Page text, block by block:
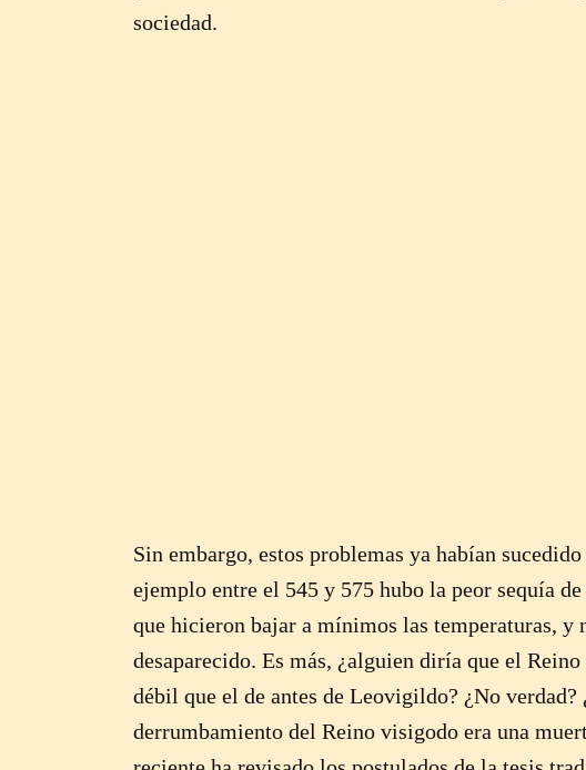
sociedad.
Sin embargo, estos problemas ya habían
ejemplo entre el 545 y 575 hubo la peor sequía
que hicieron bajar a mínimos las temperaturas,
desaparecido. Es más, ¿alguien diría que el
débil que el de antes de Leovigildo? ¿No verdad?
derrumbamiento del Reino visigodo era una